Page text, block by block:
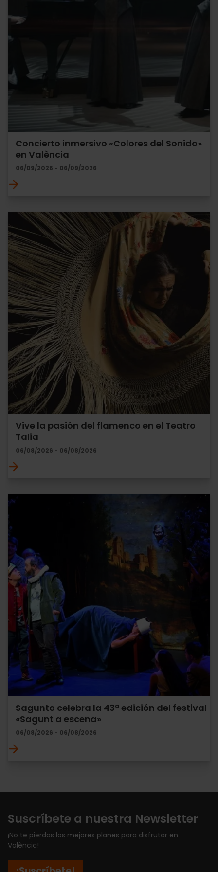
Concierto inmersivo «Colores del Sonido»
en València
06/09/2026 - 06/09/2026
Vive la pasión del flamenco en el Teatro
Talia
06/08/2026 - 06/08/2026
Sagunto celebra la 43ª edición del festival
«Sagunt a escena»
06/08/2026 - 06/08/2026
Suscríbete a nuestra Newsletter
¡No te pierdas los mejores planes para disfrutar en
València!